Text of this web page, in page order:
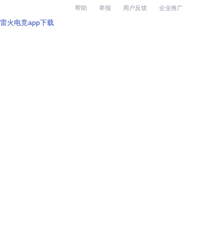
帮助 举报 用户反馈 企业推广
雷火电竞app下载